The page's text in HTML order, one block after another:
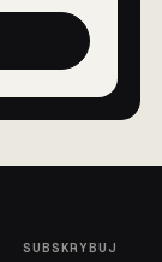
SUBSKRYBUJ